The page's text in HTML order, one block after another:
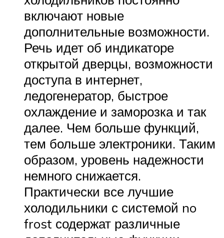
включают новые
дополнительные возможности.
Речь идет об индикаторе
открытой дверцы, возможности
доступа в интернет,
ледогенератор, быстрое
охлаждение и заморозка и так
далее. Чем больше функций,
тем больше электроники. Таким
образом, уровень надежности
немного снижается.
Практически все лучшие
холодильники с системой no
frost содержат различные